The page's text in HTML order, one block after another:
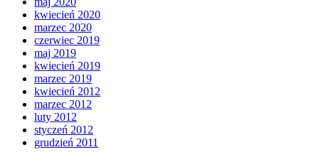
kwiecień 2020
marzec 2020
czerwiec 2019
maj 2019
kwiecień 2019
marzec 2019
kwiecień 2012
marzec 2012
luty 2012
styczeń 2012
grudzień 2011